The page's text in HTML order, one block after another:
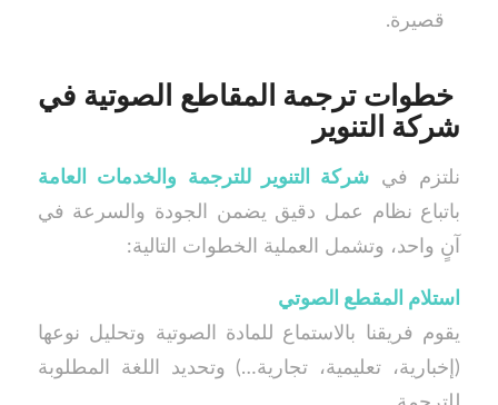
قصيرة.
خطوات ترجمة المقاطع الصوتية في
شركة التنوير
نلتزم في شركة التنوير للترجمة والخدمات العامة
باتباع نظام عمل دقيق يضمن الجودة والسرعة في
آنٍ واحد، وتشمل العملية الخطوات التالية:
استلام المقطع الصوتي
يقوم فريقنا بالاستماع للمادة الصوتية وتحليل نوعها
(إخبارية، تعليمية، تجارية…) وتحديد اللغة المطلوبة